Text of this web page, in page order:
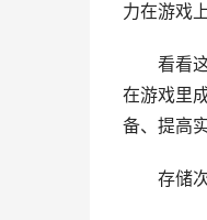
力在游戏
看看这
在游戏里
备、提高
存储次